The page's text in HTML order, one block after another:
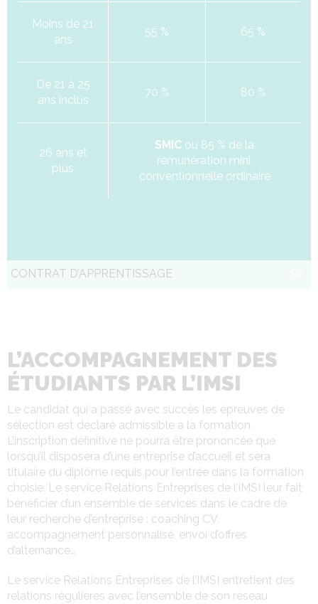
Moins de 21
ans
55 % 65 %
De 21 à 25
ans inclus
70 % 80 %
26 ans et
plus
SMIC ou 85 % de la
rémunération mini.
conventionnelle ordinaire
CONTRAT D’APPRENTISSAGE
L’ACCOMPAGNEMENT DES
ÉTUDIANTS PAR L’IMSI
Le candidat qui a passé avec succès les épreuves de
sélection est déclaré admissible à la formation.
L’inscription définitive ne pourra être prononcée que
lorsqu’il disposera d’une entreprise d’accueil et sera
titulaire du diplôme requis pour l’entrée dans la formation
choisie. Le service Relations Entreprises de l’IMSI leur fait
bénéficier d’un ensemble de services dans le cadre de
leur recherche d’entreprise : coaching CV,
accompagnement personnalisé, envoi d’offres
d’alternance…
Le service Relations Entreprises de l’IMSI entretient des
relations régulières avec l’ensemble de son réseau